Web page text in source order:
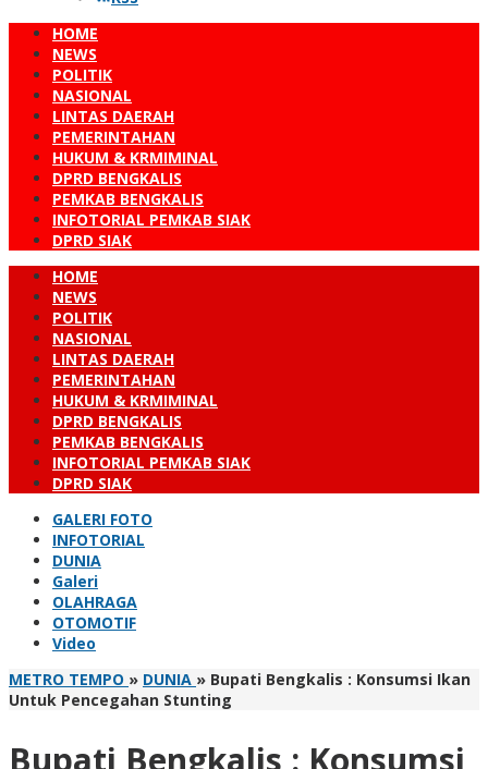
HOME
NEWS
POLITIK
NASIONAL
LINTAS DAERAH
PEMERINTAHAN
HUKUM & KRMIMINAL
DPRD BENGKALIS
PEMKAB BENGKALIS
INFOTORIAL PEMKAB SIAK
DPRD SIAK
HOME
NEWS
POLITIK
NASIONAL
LINTAS DAERAH
PEMERINTAHAN
HUKUM & KRMIMINAL
DPRD BENGKALIS
PEMKAB BENGKALIS
INFOTORIAL PEMKAB SIAK
DPRD SIAK
GALERI FOTO
INFOTORIAL
DUNIA
Galeri
OLAHRAGA
OTOMOTIF
Video
METRO TEMPO » DUNIA » Bupati Bengkalis : Konsumsi Ikan
Untuk Pencegahan Stunting
Bupati Bengkalis : Konsumsi